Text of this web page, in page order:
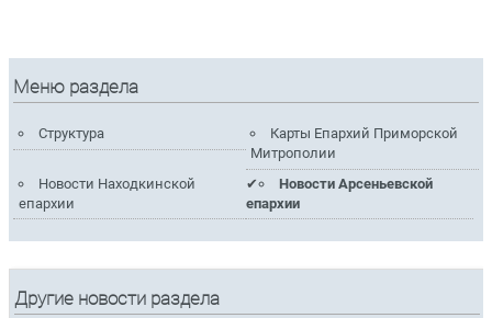
Меню раздела
Структура
Карты Епархий Приморской
Митрополии
Новости Находкинской
епархии
Новости Арсеньевской
епархии
Другие новости раздела